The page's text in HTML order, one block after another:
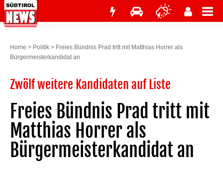
Home > Politik > Freies Bündnis Prad tritt mit Matthias Horrer als
Bürgermeisterkandidat an
Zwölf weitere Kandidaten auf Liste
Freies Bündnis Prad tritt mit
Matthias Horrer als
Bürgermeisterkandidat an